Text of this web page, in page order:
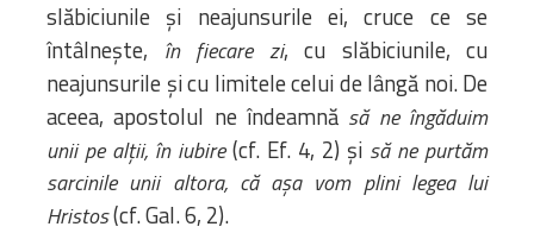
slăbiciunile și neajunsurile ei, cruce ce se
întâlnește, în fiecare zi, cu slăbiciunile, cu
neajunsurile și cu limitele celui de lângă noi. De
aceea, apostolul ne îndeamnă să ne îngăduim
unii pe alții, în iubire(cf. Ef. 4, 2) și să ne purtăm
sarcinile unii altora, că așa vom plini legea lui
Hristos(cf. Gal. 6, 2).